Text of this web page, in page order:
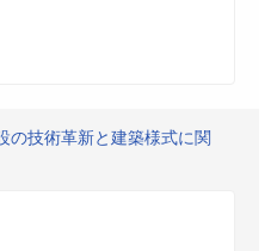
の技術革新と建築様式に関